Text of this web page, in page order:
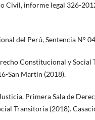
Civil, informe legal 326-
del Perú, Sentencia N°
Constitucional y Social
San Martín (2018).
Primera Sala de
Transitoria (2018).